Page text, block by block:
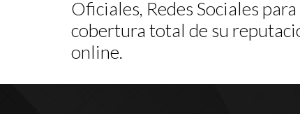
Oficiales, Redes Sociales
cobertura total de su
online.